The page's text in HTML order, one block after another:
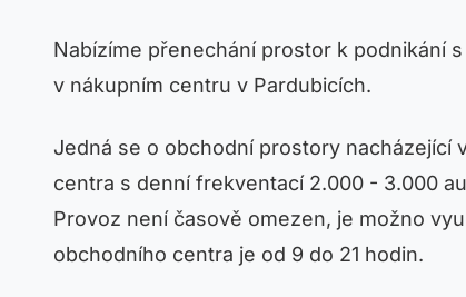
Nabízíme přenechání prostor k podnikání
v nákupním centru v Pardubicích.
Jedná se o obchodní prostory nacházející
centra s denní frekventací 2.000 - 3.000
Provoz není časově omezen, je možno
obchodního centra je od 9 do 21 hodin.